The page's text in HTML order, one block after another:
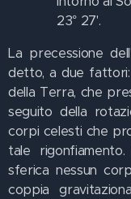
23° 27'.
La precessione
detto, a due
della Terra, che
seguito della
corpi celesti che
tale
sferica nessun
coppia